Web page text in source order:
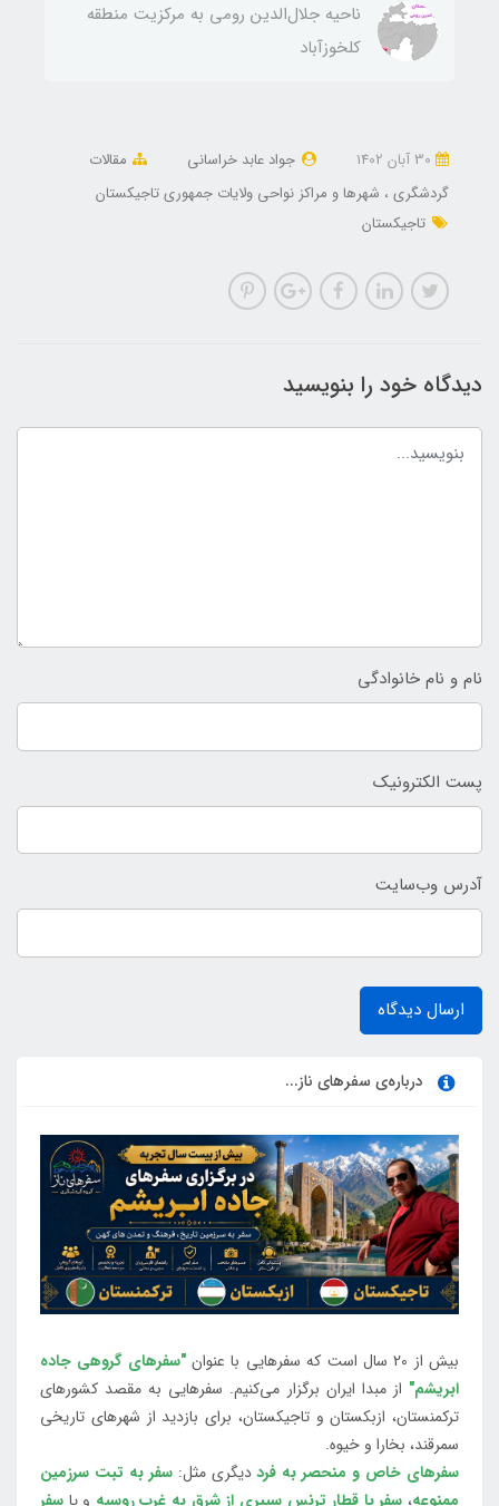
ناحيه جلال‌الدين رومی به مركزيت منطقه
كلخوزآباد
جواد عابد خراسانی
مقالات
گردشگری
شهرها و مراکز نواحی ولایات جمهوری تاجیکستان
تاجیکستان
دیدگاه خود را بنویسید
نام و نام خانوادگی
پست الکترونیک
آدرس وب‌سایت
ارسال دیدگاه
درباره‌ی سفرهای ناز...
بیش از 20 سال است که سفرهایی با عنوان
"سفرهای گروهی جاده
ابریشم" از مبدا ایران برگزار می‌کنیم. سفرهایی به مقصد کشورهای
ترکمنستان، ازبکستان و تاجیکستان، برای بازدید از شهرهای تاریخی
سمرقند، بخارا و خیوه.
سفرهای خاص و منحصر به فرددیگری مثل:سفر به تبت سرزمین
ممنوعه، سفر با قطار ترنس سیبری از شرق به غرب روسیه و یا سفر